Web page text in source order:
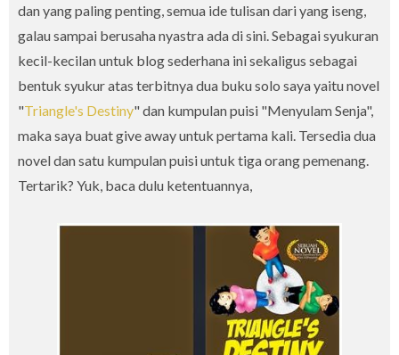
dan yang paling penting, semua ide tulisan dari yang iseng,
galau sampai berusaha nyastra ada di sini. Sebagai syukuran
kecil-kecilan untuk blog sederhana ini sekaligus sebagai
bentuk syukur atas terbitnya dua buku solo saya yaitu novel
"Triangle's Destiny" dan kumpulan puisi "Menyulam Senja",
maka saya buat give away untuk pertama kali. Tersedia dua
novel dan satu kumpulan puisi untuk tiga orang pemenang.
Tertarik? Yuk, baca dulu ketentuannya,